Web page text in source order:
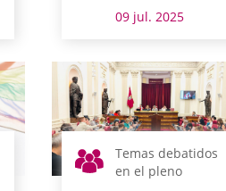
09 jul. 2025
Temas debatidos
en el pleno